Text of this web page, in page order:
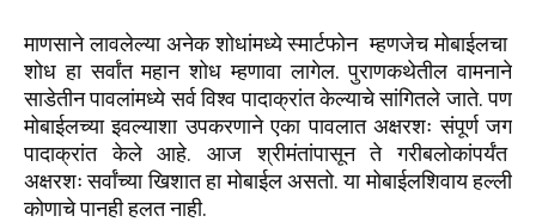
माणसाने लावलेल्या अनेक शोधांमध्ये स्‍मार्टफोन म्हणजेच मोबाईलचा
शोध हा सर्वांत महान शोध म्हणावा लागेल. पुराणकथेतील वामनाने
साडेतीन पावलांमध्ये सर्व विश्व पादाक्रांत केल्याचे सांगितले जाते. पण
मोबाईलच्या इवल्याशा उपकरणाने एका पावलात अक्षरशः संपूर्ण जग
पादाक्रांत केले आहे. आज श्रीमंतांपासून ते गरीबलोकांपर्यंत
अक्षरशः सर्वांच्या खिशात हा मोबाईल असतो. या मोबाईलशिवाय हल्ली
कोणाचे पानही हलत नाही.